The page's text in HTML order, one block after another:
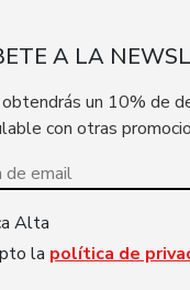
A LA
un 10% de
con otras
Alta
la política de